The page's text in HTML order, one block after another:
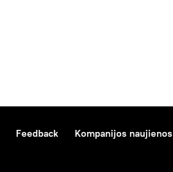
Feedback Kompanijos naujienos